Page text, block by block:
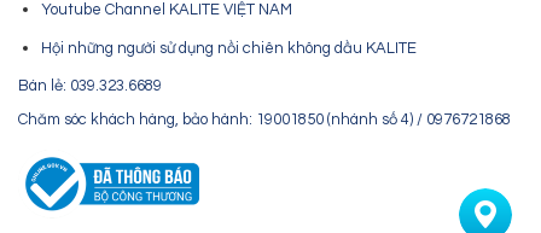
Youtube Channel KALITE VIỆT NAM
Hội những người sử dụng nồi chiên không dầu KALITE
Bán lẻ: 039.323.6689
Chăm sóc khách hàng, bảo hành: 19001850 (nhánh số 4) / 0976721868